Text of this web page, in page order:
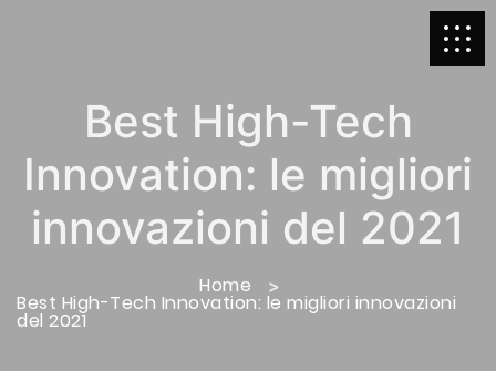
Best High-Tech
Innovation: le migliori
innovazioni del 2021
Home
Best High-Tech Innovation: le migliori innovazioni
del 2021